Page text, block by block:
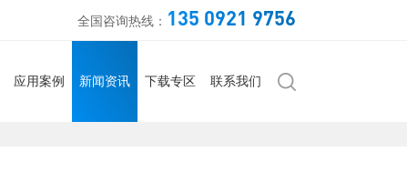
全国咨询热线： 135 0921 9756
应用案例 新闻资讯 下载专区 联系我们